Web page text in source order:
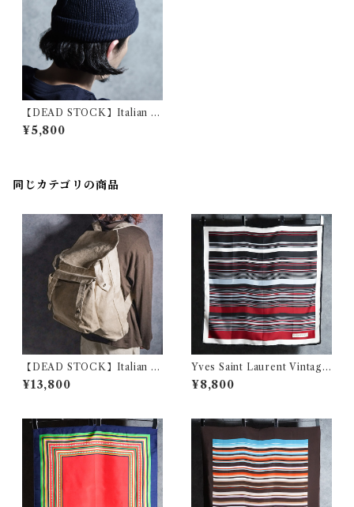
【DEAD STOCK】Italian K
nit Cap イタリア製 ニット ワ
ッチ ニット帽
¥5,800
同じカテゴリの商品
【DEAD STOCK】Italian A
rmy Linen Back Pack イタ
リア軍 リネン バックパック リ
¥13,800
Yves Saint Laurent Vintage
Silk Scarf イヴ・サンローラ
ン シルク スカーフ
¥8,800